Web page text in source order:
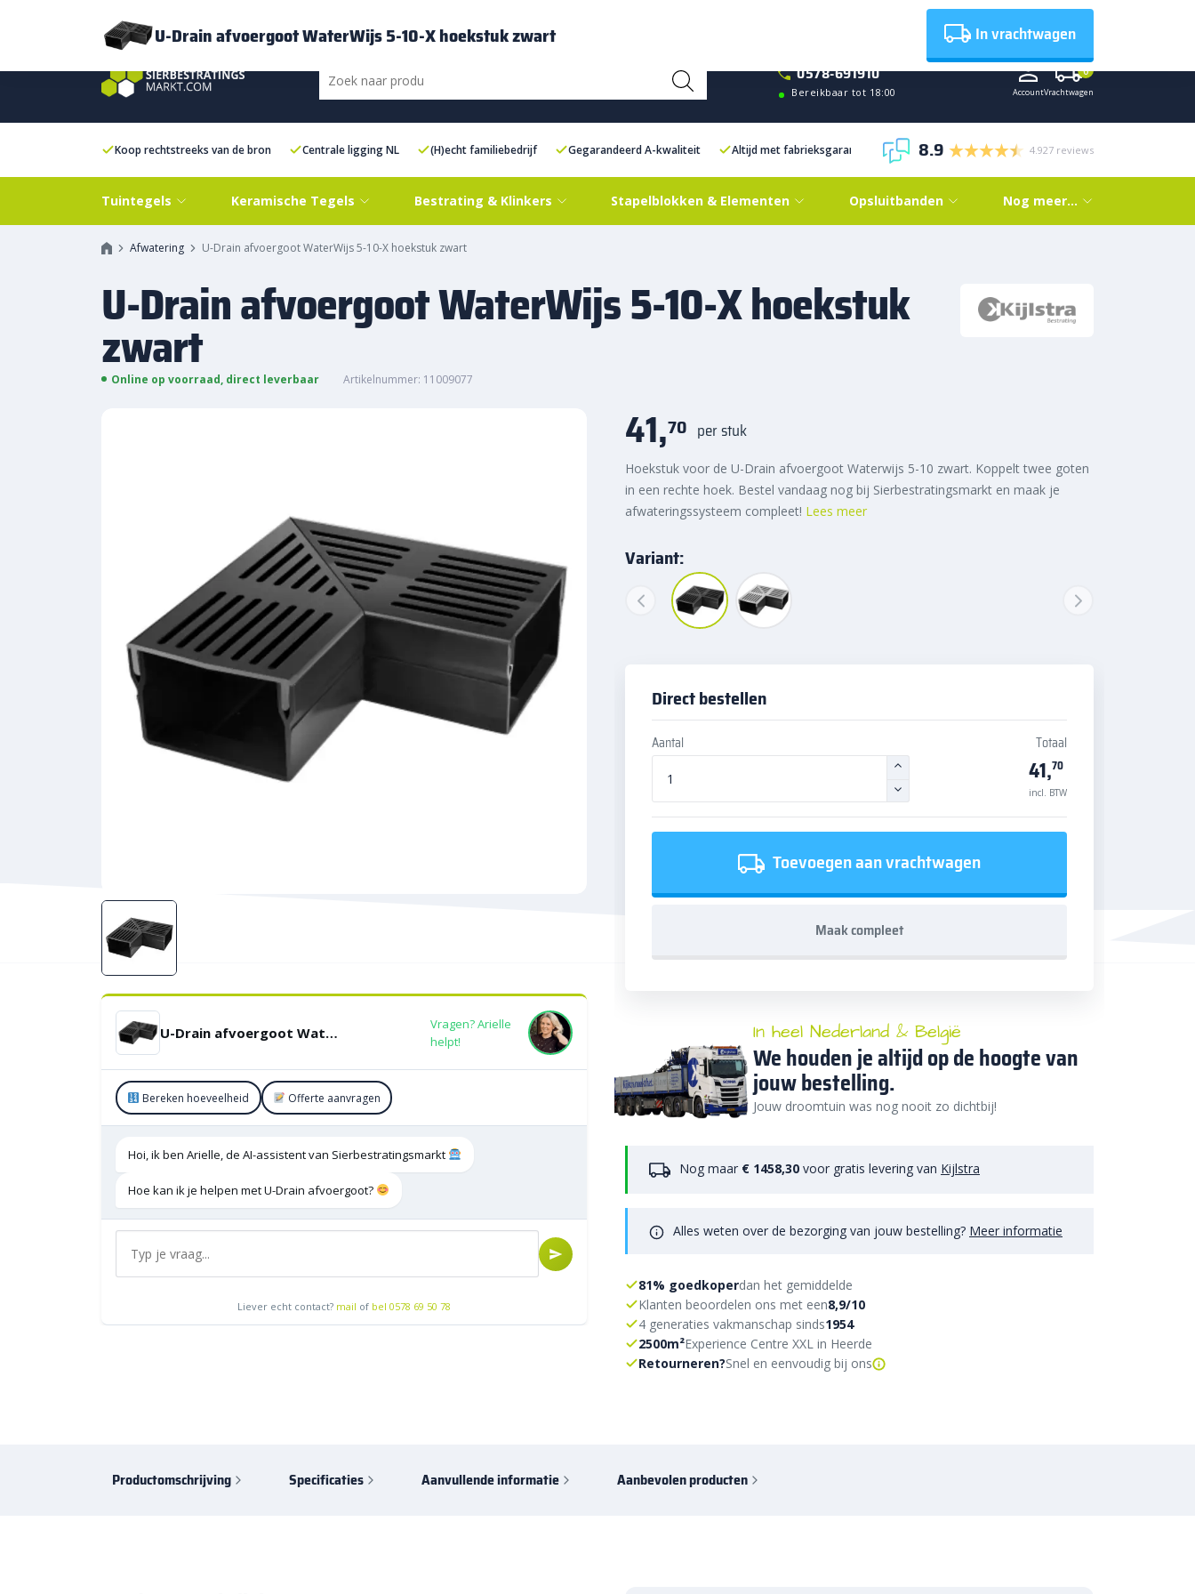
Bezorging
0578-691910
Bereikbaar tot 18:00 AccountVrachtwagen
0
Koop rechtstreeks van de bron Centrale ligging NL (H)echt familiebedrijf Gegarandeerd A-kwaliteit Altijd met fabrieksgarantie 8.9 4.927 reviews
Tuintegels Keramische Tegels Bestrating & Klinkers Stapelblokken & Elementen Opsluitbanden Nog meer…
Afwatering U-Drain afvoergoot WaterWijs 5-10-X hoekstuk zwart
U-Drain afvoergoot WaterWijs 5-10-X hoekstuk
zwart
Online op voorraad, direct leverbaar Artikelnummer: 11009077
U-Drain afvoergoot WaterWijs 5-10-X hoekstuk zwart
Vragen? Arielle
helpt!
Bereken hoeveelheid Offerte aanvragen
Hoi, ik ben Arielle, de AI-assistent van Sierbestratingsmarkt
Hoe kan ik je helpen met U-Drain afvoergoot?
Liever echt contact? mail of bel 0578 69 50 78
41,70 per stuk
Hoekstuk voor de U-Drain afvoergoot Waterwijs 5-10 zwart. Koppelt twee goten
in een rechte hoek. Bestel vandaag nog bij Sierbestratingsmarkt en maak je
afwateringssysteem compleet! Lees meer
Variant:
Direct bestellen
Aantal Totaal
41,70
incl. BTW
Toevoegen aan vrachtwagen
Maak compleet
In heel Nederland & België
We houden je altijd op de hoogte van
jouw bestelling.
Jouw droomtuin was nog nooit zo dichtbij!
Nog maar € 1458,30 voor gratis levering van Kijlstra
Alles weten over de bezorging van jouw bestelling? Meer informatie
81% goedkoperdan het gemiddelde
Klanten beoordelen ons met een8,9/10
4 generaties vakmanschap sinds1954
2500m²Experience Centre XXL in Heerde
Retourneren?Snel en eenvoudig bij ons
Productomschrijving Specificaties Aanvullende informatie Aanbevolen producten
U-Drain afvoergoot WaterWijs 5-10-X hoekstuk zwart In vrachtwagen